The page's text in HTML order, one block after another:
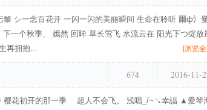
シ一念百花开 一闪一闪的美丽瞬间 生命在聆听 爾ф氵
一个秋季、 嫣然 回眸 草长莺飞 水流云在 阳光下つ绽放
再拥抱...
[浏览
674 2016-11-
樱花初开的那一季ゞ 超人不会飞。 浅唱_/~↘幸諨 ▲爱琴